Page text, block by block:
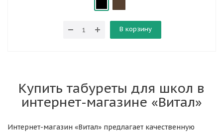
В корзину
Купить табуреты для школ в
интернет-магазине «Витал»
Интернет-магазин «Витал» предлагает качественную